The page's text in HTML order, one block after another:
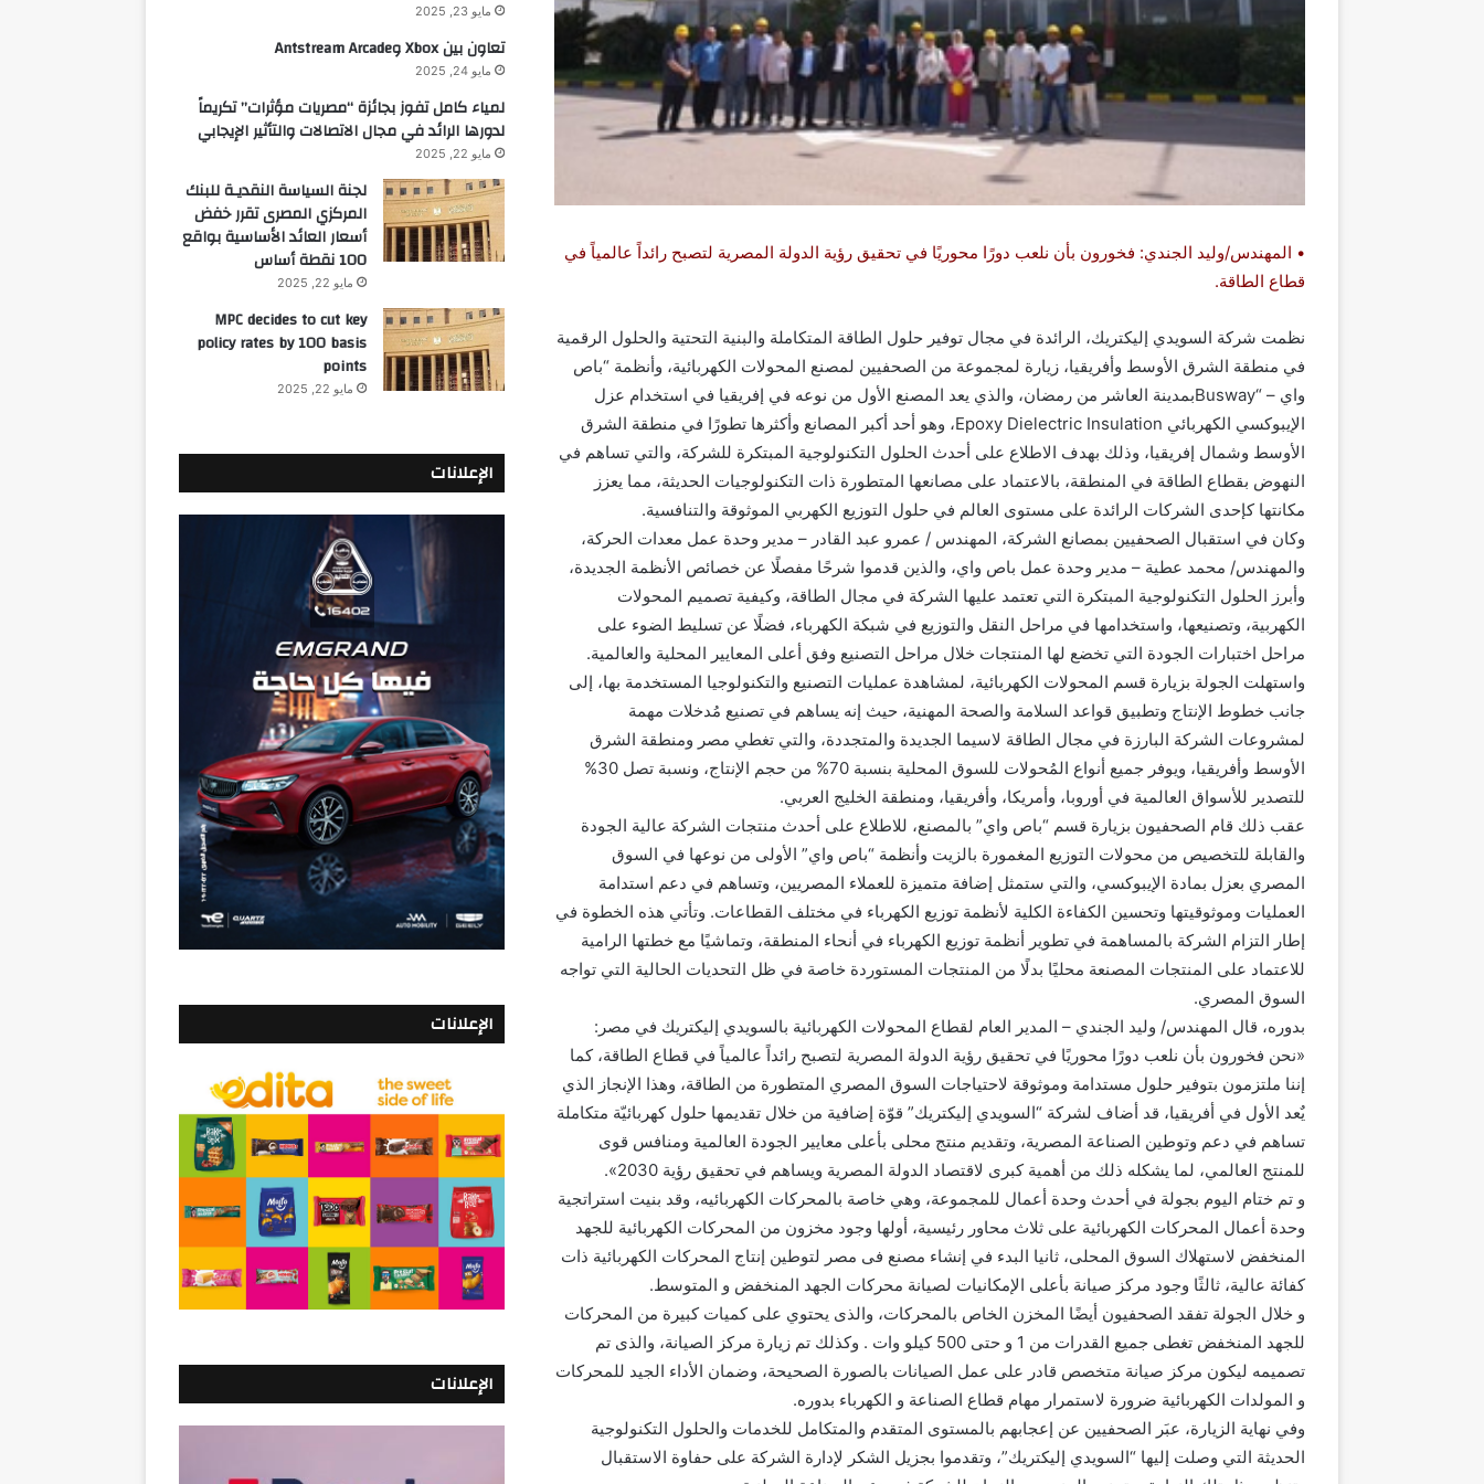
• المهندس/وليد الجندي: فخورون بأن نلعب دورًا محوريًا في تحقيق رؤية الدولة المصرية لتصبح رائداً عالمياً في
قطاع الطاقة.
نظمت شركة السويدي إليكتريك، الرائدة في مجال توفير حلول الطاقة المتكاملة والبنية التحتية والحلول الرقمية
في منطقة الشرق الأوسط وأفريقيا، زيارة لمجموعة من الصحفيين لمصنع المحولات الكهربائية، وأنظمة “باص
واي – “Buswayبمدينة العاشر من رمضان، والذي يعد المصنع الأول من نوعه في إفريقيا في استخدام عزل
الإيبوكسي الكهربائي Epoxy Dielectric Insulation، وهو أحد أكبر المصانع وأكثرها تطورًا في منطقة الشرق
الأوسط وشمال إفريقيا، وذلك بهدف الاطلاع على أحدث الحلول التكنولوجية المبتكرة للشركة، والتي تساهم في
النهوض بقطاع الطاقة في المنطقة، بالاعتماد على مصانعها المتطورة ذات التكنولوجيات الحديثة، مما يعزز
مكانتها كإحدى الشركات الرائدة على مستوى العالم في حلول التوزيع الكهربي الموثوقة والتنافسية.
وكان في استقبال الصحفيين بمصانع الشركة، المهندس / عمرو عبد القادر – مدير وحدة عمل معدات الحركة،
والمهندس/ محمد عطية – مدير وحدة عمل باص واي، والذين قدموا شرحًا مفصلًا عن خصائص الأنظمة الجديدة،
وأبرز الحلول التكنولوجية المبتكرة التي تعتمد عليها الشركة في مجال الطاقة، وكيفية تصميم المحولات
الكهربية، وتصنيعها، واستخدامها في مراحل النقل والتوزيع في شبكة الكهرباء، فضلًا عن تسليط الضوء على
مراحل اختبارات الجودة التي تخضع لها المنتجات خلال مراحل التصنيع وفق أعلى المعايير المحلية والعالمية.
واستهلت الجولة بزيارة قسم المحولات الكهربائية، لمشاهدة عمليات التصنيع والتكنولوجيا المستخدمة بها، إلى
جانب خطوط الإنتاج وتطبيق قواعد السلامة والصحة المهنية، حيث إنه يساهم في تصنيع مُدخلات مهمة
لمشروعات الشركة البارزة في مجال الطاقة لاسيما الجديدة والمتجددة، والتي تغطي مصر ومنطقة الشرق
الأوسط وأفريقيا، ويوفر جميع أنواع المُحولات للسوق المحلية بنسبة 70% من حجم الإنتاج، ونسبة تصل 30%
للتصدير للأسواق العالمية في أوروبا، وأمريكا، وأفريقيا، ومنطقة الخليج العربي.
عقب ذلك قام الصحفيون بزيارة قسم “باص واي” بالمصنع، للاطلاع على أحدث منتجات الشركة عالية الجودة
والقابلة للتخصيص من محولات التوزيع المغمورة بالزيت وأنظمة “باص واي” الأولى من نوعها في السوق
المصري بعزل بمادة الإيبوكسي، والتي ستمثل إضافة متميزة للعملاء المصريين، وتساهم في دعم استدامة
العمليات وموثوقيتها وتحسين الكفاءة الكلية لأنظمة توزيع الكهرباء في مختلف القطاعات. وتأتي هذه الخطوة في
إطار التزام الشركة بالمساهمة في تطوير أنظمة توزيع الكهرباء في أنحاء المنطقة، وتماشيًا مع خطتها الرامية
للاعتماد على المنتجات المصنعة محليًا بدلًا من المنتجات المستوردة خاصة في ظل التحديات الحالية التي تواجه
السوق المصري.
بدوره، قال المهندس/ وليد الجندي – المدير العام لقطاع المحولات الكهربائية بالسويدي إليكتريك في مصر:
«نحن فخورون بأن نلعب دورًا محوريًا في تحقيق رؤية الدولة المصرية لتصبح رائداً عالمياً في قطاع الطاقة، كما
إننا ملتزمون بتوفير حلول مستدامة وموثوقة لاحتياجات السوق المصري المتطورة من الطاقة، وهذا الإنجاز الذي
يٌعد الأول في أفريقيا، قد أضاف لشركة “السويدي إليكتريك” قوّة إضافية من خلال تقديمها حلول كهربائيّة متكاملة
تساهم في دعم وتوطين الصناعة المصرية، وتقديم منتج محلى بأعلى معايير الجودة العالمية ومنافس قوى
للمنتج العالمي، لما يشكله ذلك من أهمية كبرى لاقتصاد الدولة المصرية ويساهم في تحقيق رؤية 2030».
و تم ختام اليوم بجولة في أحدث وحدة أعمال للمجموعة، وهي خاصة بالمحركات الكهربائيه، وقد بنيت استراتجية
وحدة أعمال المحركات الكهربائية على ثلاث محاور رئيسية، أولها وجود مخزون من المحركات الكهربائية للجهد
المنخفض لاستهلاك السوق المحلى، ثانيا البدء في إنشاء مصنع فى مصر لتوطين إنتاج المحركات الكهربائية ذات
كفائة عالية، ثالثًا وجود مركز صيانة بأعلى الإمكانيات لصيانة محركات الجهد المنخفض و المتوسط.
و خلال الجولة تفقد الصحفيون أيضًا المخزن الخاص بالمحركات، والذى يحتوي على كميات كبيرة من المحركات
للجهد المنخفض تغطى جميع القدرات من 1 و حتى 500 كيلو وات . وكذلك تم زيارة مركز الصيانة، والذى تم
تصميمه ليكون مركز صيانة متخصص قادر على عمل الصيانات بالصورة الصحيحة، وضمان الأداء الجيد للمحركات
و المولدات الكهربائية ضرورة لاستمرار مهام قطاع الصناعة و الكهرباء بدوره.
وفي نهاية الزيارة، عبَر الصحفيين عن إعجابهم بالمستوى المتقدم والمتكامل للخدمات والحلول التكنولوجية
الحديثة التي وصلت إليها “السويدي إليكتريك”، وتقدموا بجزيل الشكر لإدارة الشركة على حفاوة الاستقبال
مايو 23, 2025
تعاون بين Xbox وAntstream Arcade
مايو 24, 2025
لمياء كامل تفوز بجائزة “مصريات مؤثرات” تكريماً
لدورها الرائد في مجال الاتصالات والتأثير الإيجابي
مايو 22, 2025
لجنة السياسة النقديـة للبنك
المركزي المصرى تقرر خفض
أسعار العائد الأساسية بواقع
100 نقطة أساس
مايو 22, 2025
MPC decides to cut key
policy rates by 100 basis
points
مايو 22, 2025
الإعلانات
الإعلانات
الإعلانات